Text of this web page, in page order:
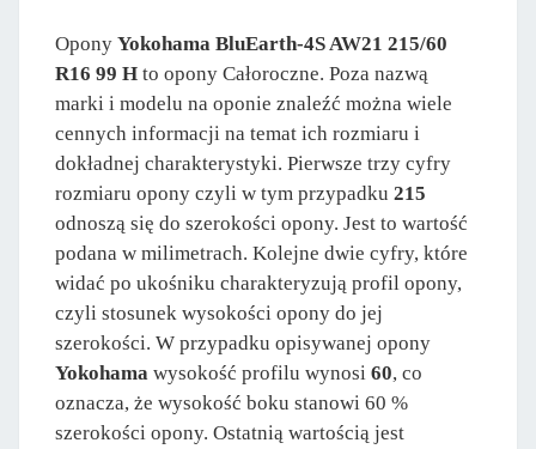
Opony Yokohama BluEarth-4S AW21 215/60
R16 99 H to opony Całoroczne. Poza nazwą
marki i modelu na oponie znaleźć można wiele
cennych informacji na temat ich rozmiaru i
dokładnej charakterystyki. Pierwsze trzy cyfry
rozmiaru opony czyli w tym przypadku 215
odnoszą się do szerokości opony. Jest to wartość
podana w milimetrach. Kolejne dwie cyfry, które
widać po ukośniku charakteryzują profil opony,
czyli stosunek wysokości opony do jej
szerokości. W przypadku opisywanej opony
Yokohama wysokość profilu wynosi 60, co
oznacza, że wysokość boku stanowi 60 %
szerokości opony. Ostatnią wartością jest